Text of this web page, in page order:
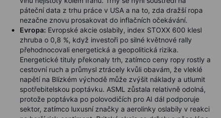
páteční data z trhu práce v USA a na to, zda dražší ropa
nezačne znovu prosakovat do inflačních očekávání.
Evropa: Evropské akcie oslabily, index STOXX 600 klesl
zhruba o 0,8 %, když investoři po silné květnové rally
přehodnocovali energetická a geopolitická rizika.
Energetické tituly překonaly trh, zatímco ceny ropy rostly a
cestovní ruch a průmysl ztrácely kvůli obavám, že vleklé
napětí na Blízkém východě může zvýšit náklady a utlumit
spotřebitelskou poptávku. ASML zůstala relativně odolná,
protože poptávka po polovodičích pro AI dál podporuje
sektor, zatímco luxusní značky a aerolinky oslabily v reakci